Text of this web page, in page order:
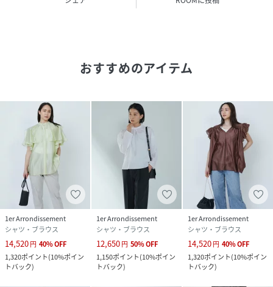
おすすめのアイテム
1er Arrondissement
シャツ・ブラウス
14,520円 40%OFF
1,320ポイント(10%ポイン
トバック)
1er Arrondissement
シャツ・ブラウス
12,650円 50%OFF
1,150ポイント(10%ポイン
トバック)
1er Arrondissement
シャツ・ブラウス
14,520円 40%OFF
1,320ポイント(10%ポイン
トバック)